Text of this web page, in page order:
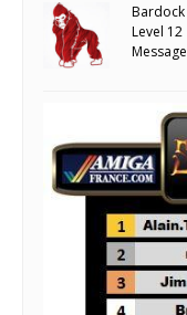
Bardock
Level 12